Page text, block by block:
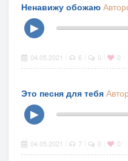
Ненавижу обожаю
▶
04.05.2021 6 0 0
Это песня для тебя
▶
04.05.2021 7 0 0